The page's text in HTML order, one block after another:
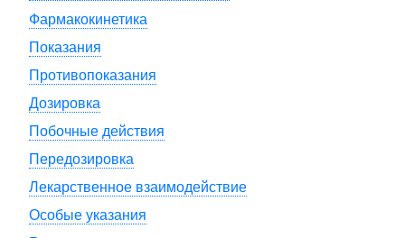
Фармакокинетика
Показания
Противопоказания
Дозировка
Побочные действия
Передозировка
Лекарственное взаимодействие
Особые указания